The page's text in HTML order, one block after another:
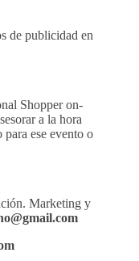
de publicidad en
Shopper on-
a la hora